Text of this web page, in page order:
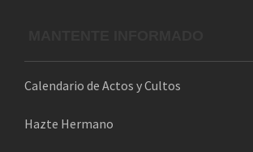
Calendario de Actos y Cultos
Hazte Hermano